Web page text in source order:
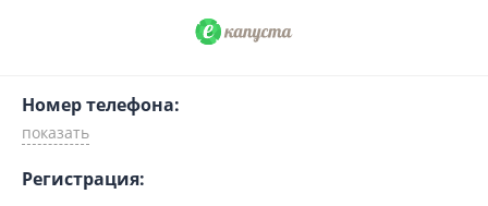
Номер телефона:
Регистрация: